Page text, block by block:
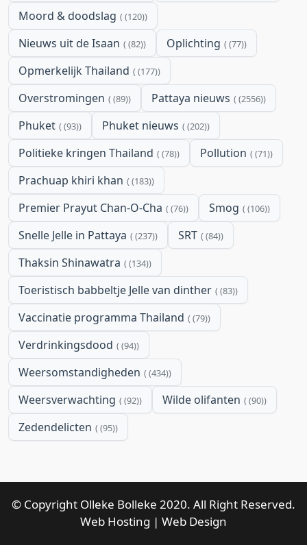
Moord & doodslag (120)
Nieuws uit de Isaan (82) Oplichting (77)
Opmerkelijk Thailand (177)
Overstromingen (89) Pattaya nieuws (2556)
Phuket (93) Phuket nieuws (202)
Politieke kringen Thailand (78) Pollution (71)
Prachuap khiri khan (183)
Premier Prayut Chan-O-Cha (76) Smog (106)
Snelle Jelle in Pattaya (237) SRT (84)
Thaksin Shinawatra (134)
Toeristisch babbeltje Jelle van dinther (83)
Vaccinatie programma Thailand (79)
Verdrinkingsdood (94)
Weersomstandigheden (434)
Weersverwachting (92) Wilde olifanten (90)
Zedendelicten (95)
© Copyright Olleke Bolleke 2020. All Right Reserved.
Web Hosting | Web Design